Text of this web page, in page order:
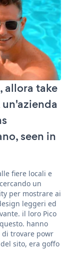
allora take
seen in
fiere locali e
un
per mostrare ai
leggeri ed
il loro Pico
hanno
trovare powr
sito, era goffo